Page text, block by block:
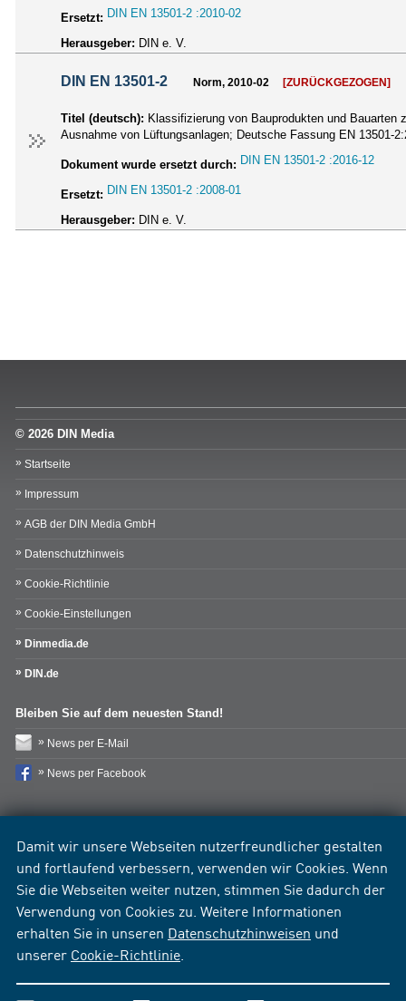
Damit wir unsere Webseiten nutzerfreundlicher gestalten
und fortlaufend verbessern, verwenden wir Cookies. Wenn
Sie die Webseiten weiter nutzen, stimmen Sie dadurch der
Verwendung von Cookies zu. Weitere Informationen
erhalten Sie in unseren Datenschutzhinweisen und
unserer Cookie-Richtlinie
Ersetzt: DIN EN 13501-2 :2010-02
Herausgeber: DIN e. V.
DIN EN 13501-2 Norm, 2010-02 [ZURÜCKGEZOGEN]
Titel (deutsch): Klassifizierung von Bauprodukten und
Ausnahme von Lüftungsanlagen; Deutsche Fassung EN 13501-
Dokument wurde ersetzt durch: DIN EN 13501-2 :2016-12
Ersetzt: DIN EN 13501-2 :2008-01
Herausgeber: DIN e. V.
© 2026 DIN Media
Startseite
Impressum
AGB der DIN Media GmbH
Datenschutzhinweis
Cookie-Richtlinie
Cookie-Einstellungen
Dinmedia.de
DIN.de
Bleiben Sie auf dem neuesten Stand!
News per E-Mail
News per Facebook